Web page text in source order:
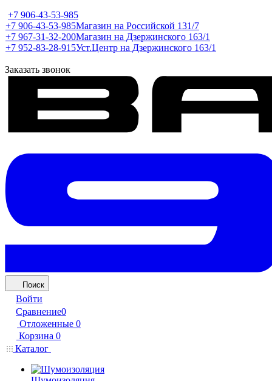
+7 906-43-53-985
+7 906-43-53-985Магазин на Российской 131/7
+7 967-31-32-200Магазин на Дзержинского 163/1
+7 952-83-28-915Уст.Центр на Дзержинского 163/1
Заказать звонок
Поиск
Войти
Сравнение0
Отложенные 0
Корзина 0
Каталог